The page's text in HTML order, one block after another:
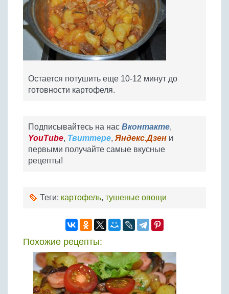
Остается потушить еще 10-12 минут до
готовности картофеля.
Подписывайтесь на нас Вконтакте,
YouTube, Твиттере, Яндекс.Дзен и
первыми получайте самые вкусные
рецепты!
Теги: картофель, тушеные овощи
Похожие рецепты: